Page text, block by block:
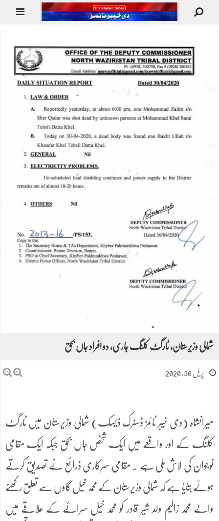
شمالی وزیرستان، ٹارگٹ کلنگ جاری، دو افراد جاں بحق
اپریل 30, 2020
میرانشاہ (دی خیبر ٹائمز ڈسٹرک ڈیسک) شمالی وزیرستان میں ٹارگٹ
کلنگ کے اور واقعے میں ایک شخص جاں بحق جبکہ ایک مقامی
نوجوان کی لاش ملی ہے ۔ مقامی سرکاری ذرائع نے تصدیق کرتے
ہوئے بتایا ہے کہ شمالی وزیرستان کے محمد خیل گاوں سے تعلق رکھنے
والے محمد زالیم ولد شیر قادر کو محمد خیل سرائے کے علاقے میں